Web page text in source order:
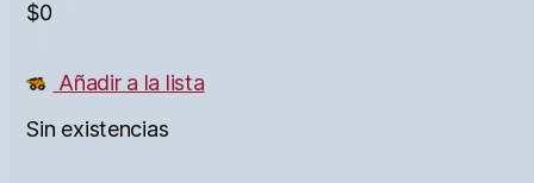
$0
Añadir a la lista
Sin existencias